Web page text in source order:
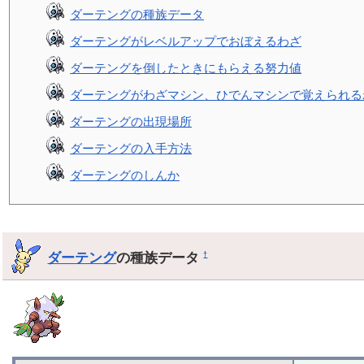
ダーテングの種族データ
ダーテングがレベルアップでおぼえるわざ
ダーテングを倒したときにもらえる努力値
ダーテングがわざマシン、ひでんマシンで覚えられ
ダーテングの出現場所
ダーテングの入手方法
ダーテングのしんか
ダーテングの種族データ†